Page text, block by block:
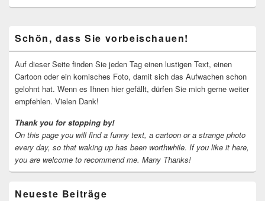
Seitenleisten-
Widgetbereich
Schön, dass Sie vorbeischauen!
Auf dieser Seite finden Sie jeden Tag einen lustigen Text, einen
Cartoon oder ein komisches Foto, damit sich das Aufwachen schon
gelohnt hat. Wenn es Ihnen hier gefällt, dürfen Sie mich gerne weiter
empfehlen. Vielen Dank!
Thank you for stopping by!
On this page you will find a funny text, a cartoon or a strange photo
every day, so that waking up has been worthwhile. If you like it here,
you are welcome to recommend me. Many Thanks!
Neueste Beiträge